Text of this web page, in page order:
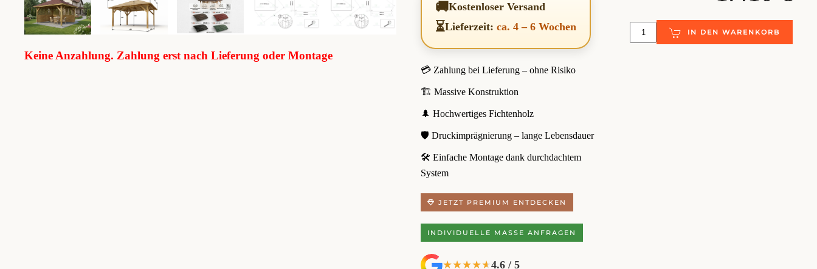
Keine Anzahlung. Zahlung erst nach Lieferung oder Montage
🚚Kostenloser Versand
⏳Lieferzeit: ca. 4 – 6 Wochen
💳 Zahlung bei Lieferung – ohne Risiko
🏗️ Massive Konstruktion
🌲 Hochwertiges Fichtenholz
🛡️ Druckimprägnierung – lange Lebensdauer
🛠️ Einfache Montage dank durchdachtem
System
JETZT PREMIUM ENTDECKEN
INDIVIDUELLE MASSE ANFRAGEN
★★★★★
★★★★★4.6 / 5
IN DEN WARENKORB